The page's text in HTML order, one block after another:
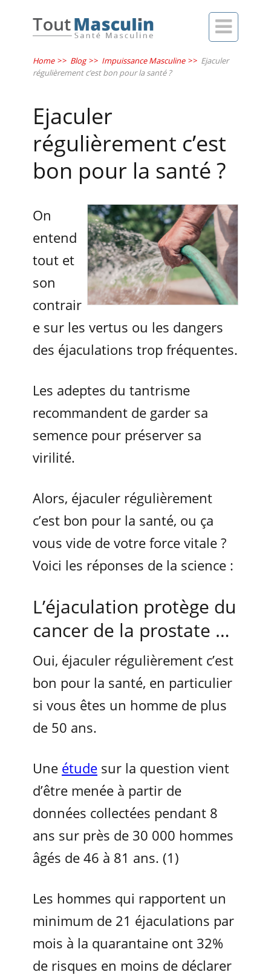

Home >> Blog >> Impuissance Masculine >> Ejaculer
régulièrement c’est bon pour la santé ?
Ejaculer
régulièrement c’est
bon pour la santé ?
On
entend
tout et
son
contrair
e sur les vertus ou les dangers
des éjaculations trop fréquentes.
Les adeptes du tantrisme
recommandent de garder sa
semence pour préserver sa
virilité.
Alors, éjaculer régulièrement
c’est bon pour la santé, ou ça
vous vide de votre force vitale ?
Voici les réponses de la science :
L’éjaculation protège du
cancer de la prostate …
Oui, éjaculer régulièrement c’est
bon pour la santé, en particulier
si vous êtes un homme de plus
de 50 ans.
Une étude sur la question vient
d’être menée à partir de
données collectées pendant 8
ans sur près de 30 000 hommes
âgés de 46 à 81 ans. (1)
Les hommes qui rapportent un
minimum de 21 éjaculations par
mois à la quarantaine ont 32%
de risques en moins de déclarer